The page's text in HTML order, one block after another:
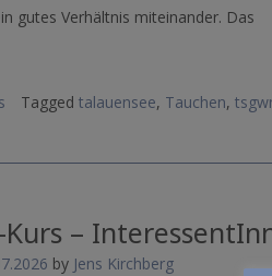
gutes Verhältnis miteinander. Das
Tagged talauensee, Tauchen,
–
by Jens Kirchberg